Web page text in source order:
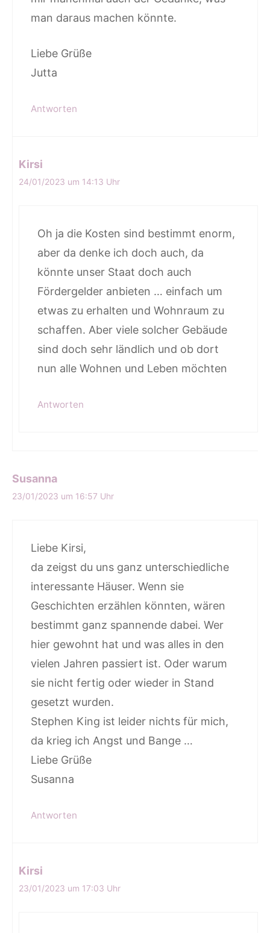
man daraus machen könnte.
Liebe Grüße
Jutta
Antworten
Kirsi
24/01/2023 um 14:13 Uhr
Oh ja die Kosten sind bestimmt enorm,
aber da denke ich doch auch, da
könnte unser Staat doch auch
Fördergelder anbieten … einfach um
etwas zu erhalten und Wohnraum zu
schaffen. Aber viele solcher Gebäude
sind doch sehr ländlich und ob dort
nun alle Wohnen und Leben möchten
Antworten
Susanna
23/01/2023 um 16:57 Uhr
Liebe Kirsi,
da zeigst du uns ganz unterschiedliche
interessante Häuser. Wenn sie
Geschichten erzählen könnten, wären
bestimmt ganz spannende dabei. Wer
hier gewohnt hat und was alles in den
vielen Jahren passiert ist. Oder warum
sie nicht fertig oder wieder in Stand
gesetzt wurden.
Stephen King ist leider nichts für mich,
da krieg ich Angst und Bange …
Liebe Grüße
Susanna
Antworten
Kirsi
23/01/2023 um 17:03 Uhr